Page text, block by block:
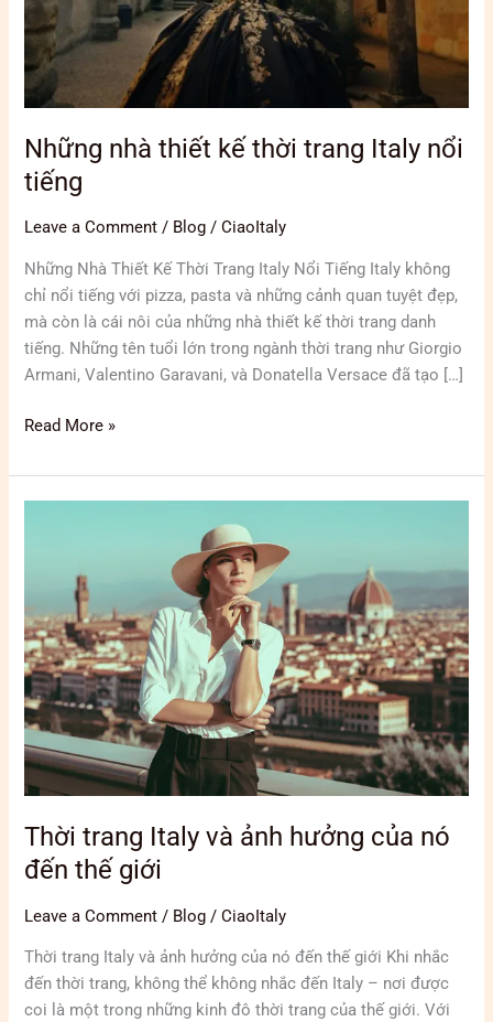
Những nhà thiết kế thời trang Italy nổi
tiếng
Leave a Comment / Blog /CiaoItaly
Những Nhà Thiết Kế Thời Trang Italy Nổi Tiếng Italy không
chỉ nổi tiếng với pizza, pasta và những cảnh quan tuyệt đẹp,
mà còn là cái nôi của những nhà thiết kế thời trang danh
tiếng. Những tên tuổi lớn trong ngành thời trang như Giorgio
Armani, Valentino Garavani, và Donatella Versace đã tạo […]
nổi
tiếng
Read More »
Thời trang Italy và ảnh hưởng của nó
đến thế giới
Leave a Comment / Blog /CiaoItaly
Thời trang Italy và ảnh hưởng của nó đến thế giới Khi nhắc
đến thời trang, không thể không nhắc đến Italy – nơi được
coi là một trong những kinh đô thời trang của thế giới. Với
ảnh
hưởng
của
nó
đến
thế
giới